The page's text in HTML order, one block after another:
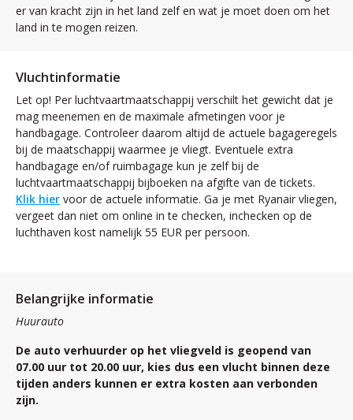
er van kracht zijn in het land zelf en wat je moet doen om het
land in te mogen reizen.
Vluchtinformatie
Let op! Per luchtvaartmaatschappij verschilt het gewicht dat je
mag meenemen en de maximale afmetingen voor je
handbagage. Controleer daarom altijd de actuele bagageregels
bij de maatschappij waarmee je vliegt. Eventuele extra
handbagage en/of ruimbagage kun je zelf bij de
luchtvaartmaatschappij bijboeken na afgifte van de tickets.
Klik hier voor de actuele informatie. Ga je met Ryanair vliegen,
vergeet dan niet om online in te checken, inchecken op de
luchthaven kost namelijk 55 EUR per persoon.
Belangrijke informatie
Huurauto
De auto verhuurder op het vliegveld is geopend van
07.00 uur tot 20.00 uur, kies dus een vlucht binnen deze
tijden anders kunnen er extra kosten aan verbonden
zijn.